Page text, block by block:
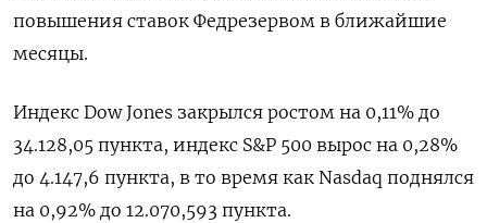
повышения ставок Федрезервом в ближайшие
месяцы.
Индекс Dow Jones закрылся ростом на 0,11% до
34.128,05 пункта, индекс S&P 500 вырос на 0,28%
до 4.147,6 пункта​, в то время как ​Nasdaq поднялся
на 0,92% до 12.070,593 пункта​.